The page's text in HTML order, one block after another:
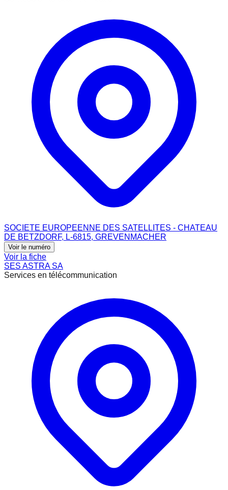
SOCIETE EUROPEENNE DES SATELLITES - CHATEAU
DE BETZDORF, L-6815, GREVENMACHER
Voir le numéro
Voir la fiche
SES ASTRA SA
Services en télécommunication